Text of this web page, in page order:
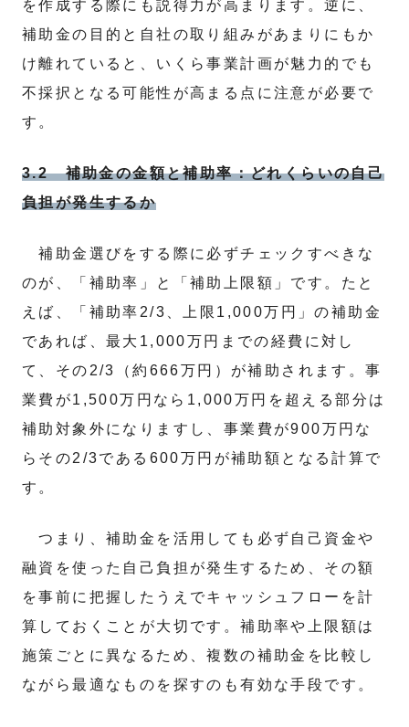
を作成する際にも説得力が高まります。逆に、
補助金の目的と自社の取り組みがあまりにもか
け離れていると、いくら事業計画が魅力的でも
不採択となる可能性が高まる点に注意が必要で
す。
3.2 補助金の金額と補助率：どれくらいの自己
負担が発生するか
補助金選びをする際に必ずチェックすべきな
のが、「補助率」と「補助上限額」です。たと
えば、「補助率2/3、上限1,000万円」の補助金
であれば、最大1,000万円までの経費に対し
て、その2/3（約666万円）が補助されます。事
業費が1,500万円なら1,000万円を超える部分は
補助対象外になりますし、事業費が900万円な
らその2/3である600万円が補助額となる計算で
す。
つまり、補助金を活用しても必ず自己資金や
融資を使った自己負担が発生するため、その額
を事前に把握したうえでキャッシュフローを計
算しておくことが大切です。補助率や上限額は
施策ごとに異なるため、複数の補助金を比較し
ながら最適なものを探すのも有効な手段です。